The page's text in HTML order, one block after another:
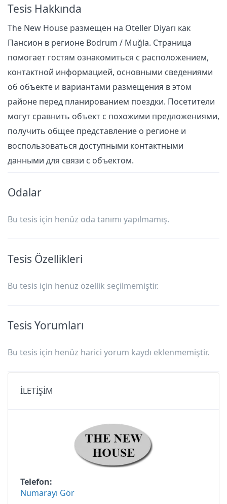
Tesis Hakkında
The New House размещен на Oteller Diyarı как
Пансион в регионе Bodrum / Muğla. Страница
помогает гостям ознакомиться с расположением,
контактной информацией, основными сведениями
об объекте и вариантами размещения в этом
районе перед планированием поездки. Посетители
могут сравнить объект с похожими предложениями,
получить общее представление о регионе и
воспользоваться доступными контактными
данными для связи с объектом.
Odalar
Bu tesis için henüz oda tanımı yapılmamış.
Tesis Özellikleri
Bu tesis için henüz özellik seçilmemiştir.
Tesis Yorumları
Bu tesis için henüz harici yorum kaydı eklenmemiştir.
İLETİŞİM
Telefon
Numarayı Gör